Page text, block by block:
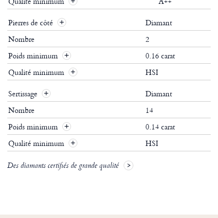
Pierres de côté
Diamant
Nombre
2
Poids minimum
0.16 carat
Qualité minimum
HSI
Sertissage
Diamant
Nombre
14
Poids minimum
0.14 carat
Qualité minimum
HSI
Des diamants certifiés de grande qualité